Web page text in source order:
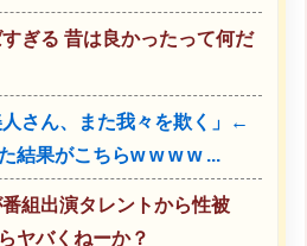
すぎる 昔は良かったって何だ
人さん、また我々を欺く」←
結果がこちらw w w w ...
組出演タレントから性被
ヤバくねーか？